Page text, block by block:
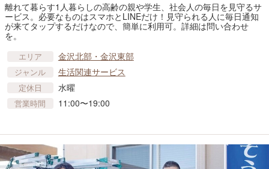
離れて暮らす1人暮らしの高齢の親や学生、社会人の毎日を見守るサ
ービス。必要なものはスマホとLINEだけ！見守られる人に毎日通知
が来てタップするだけなので、簡単に利用可。詳細は問い合わせ
を。
エリア 金沢北部・金沢東部
ジャンル 生活関連サービス
定休日 水曜
営業時間 11:00〜19:00